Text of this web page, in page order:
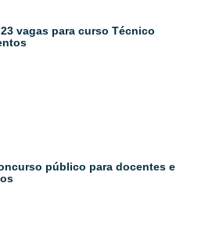
vagas para curso Técnico
público para docentes e